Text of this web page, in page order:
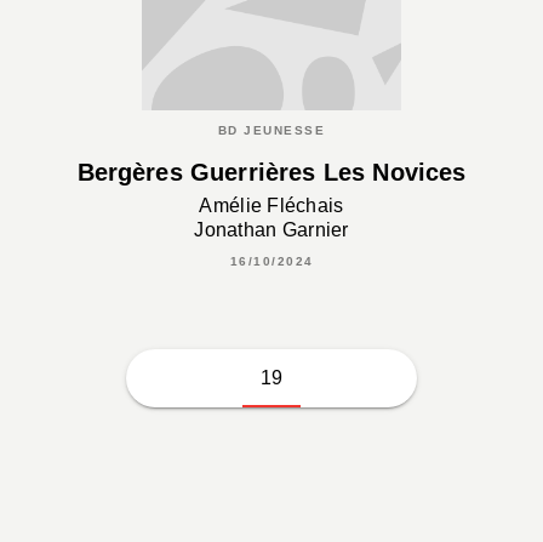
BD JEUNESSE
Bergères Guerrières Les Novices
Amélie Fléchais
Jonathan Garnier
16/10/2024
19